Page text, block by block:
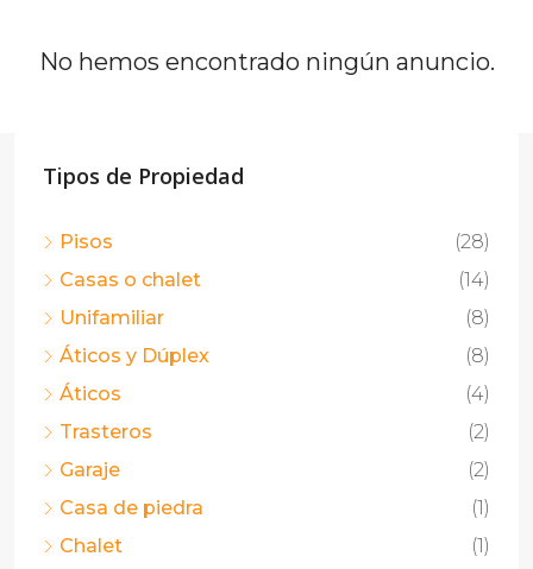
No hemos encontrado ningún anuncio.
Tipos de Propiedad
Pisos
(28)
Casas o chalet
(14)
Unifamiliar
(8)
Áticos y Dúplex
(8)
Áticos
(4)
Trasteros
(2)
Garaje
(2)
Casa de piedra
(1)
Chalet
(1)